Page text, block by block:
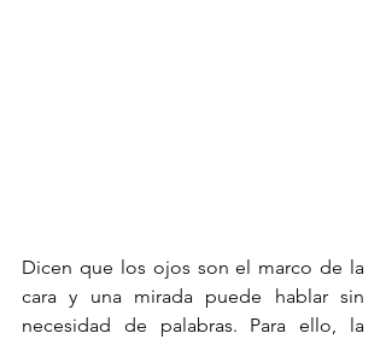
Dicen que los ojos son el marco de la
cara y una mirada puede hablar sin
necesidad de palabras. Para ello, la